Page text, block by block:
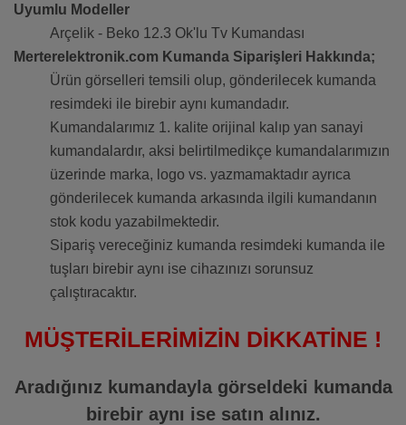
Uyumlu Modeller
Arçelik - Beko 12.3 Ok'lu Tv Kumandası
Merterelektronik.com Kumanda Siparişleri Hakkında;
Ürün görselleri temsili olup, gönderilecek kumanda
resimdeki ile birebir aynı kumandadır.
Kumandalarımız 1. kalite orijinal kalıp yan sanayi
kumandalardır, aksi belirtilmedikçe kumandalarımızın
üzerinde marka, logo vs. yazmamaktadır ayrıca
gönderilecek kumanda arkasında ilgili kumandanın
stok kodu yazabilmektedir.
Sipariş vereceğiniz kumanda resimdeki kumanda ile
tuşları birebir aynı ise cihazınızı sorunsuz
çalıştıracaktır.
MÜŞTERİLERİMİZİN DİKKATİNE !
Aradığınız kumandayla görseldeki kumanda
birebir aynı ise satın alınız.